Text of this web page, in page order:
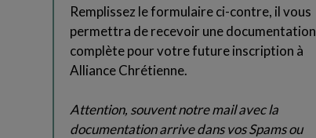
Remplissez le formulaire ci-contre, il vous
permettra de recevoir une documentation
complète pour votre future inscription à
Alliance Chrétienne.
Attention, souvent notre mail avec la
documentation arrive dans vos Spams ou